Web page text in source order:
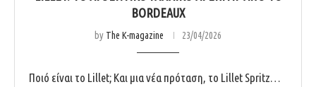
BORDEAUX
by The K-magazine 23/04/2026
Ποιό είναι το Lillet; Και μια νέα πρόταση, το Lillet Spritz…